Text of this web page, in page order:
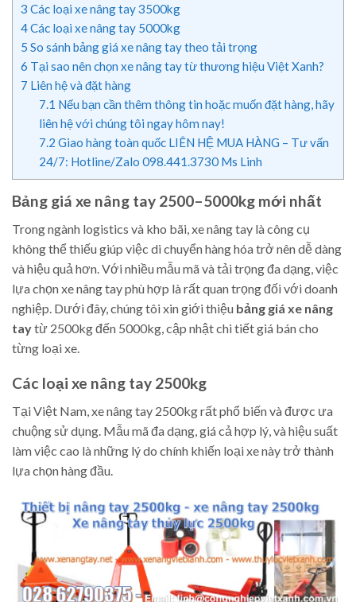
3 Các loại xe nâng tay 3500kg
4Các loại xe nâng tay 5000kg
5 So sánh bảng giá xe nâng tay theo tải trọng
6 Tại sao nên chọn xe nâng tay từ thương hiệu Việt Xanh?
7 Liên hệ và đặt hàng
7.1 Nếu bạn cần thêm thông tin hoặc muốn đặt hàng, hãy
liên hệ với chúng tôi ngay hôm nay!
7.2 Giao hàng toàn quốc LIÊN HỆ MUA HÀNG – Tư vấn
24/7: Hotline/Zalo 098.441.3730 Ms Linh
Bảng giá xe nâng tay 2500–5000kg mới nhất
Trong ngành logistics và kho bãi, xe nâng tay là công cụ
không thể thiếu giúp việc di chuyển hàng hóa trở nên dễ dàng
và hiệu quả hơn. Với nhiều mẫu mã và tải trọng đa dạng, việc
lựa chọn xe nâng tay phù hợp là rất quan trọng đối với doanh
nghiệp. Dưới đây, chúng tôi xin giới thiệu bảng giá xe nâng
taytừ 2500kg đến 5000kg, cập nhật chi tiết giá bán cho
từng loại xe.
Các loại xe nâng tay 2500kg
Tại Việt Nam, xe nâng tay 2500kg rất phổ biến và được ưa
chuộng sử dụng. Mẫu mã đa dạng, giá cả hợp lý, và hiệu suất
làm việc cao là những lý do chính khiến loại xe này trở thành
lựa chọn hàng đầu.